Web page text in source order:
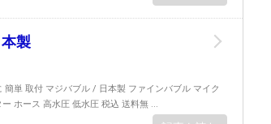
製
単 取付 マジバブル / 日本製 ファインバブル マイク
ホース 高水圧 低水圧 税込 送料無 ...